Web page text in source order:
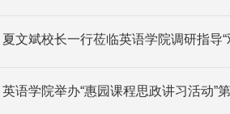
夏文斌校长一行莅临英语学院调研指导
英语学院举办“惠园课程思政讲习活动